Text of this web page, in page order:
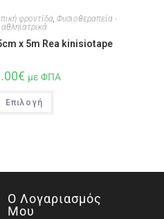
φροντίδα,Φυσιοθεραπεία -
αθληιατρικά
x 5m Rea kinisiotape
€ με ΦΠΑ
Επιλογή
Ο Λογαριασμός
Μου